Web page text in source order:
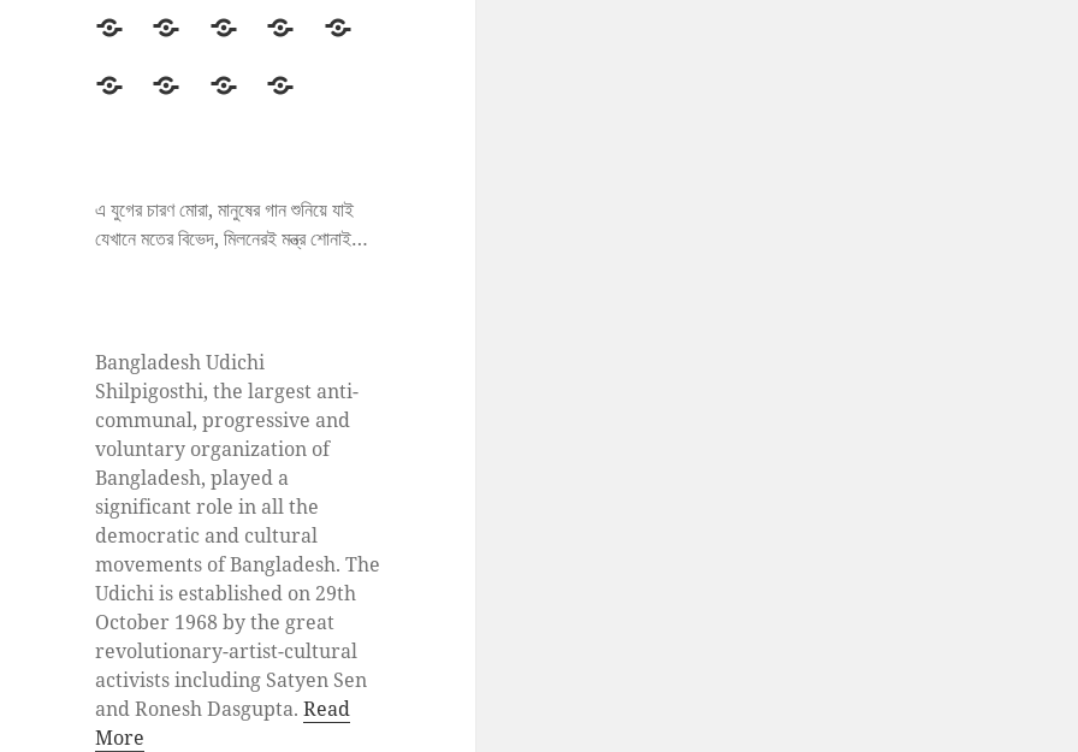
উদীচী সংগঠন
জাতীয়
জেলা/
সংবাদ
প্রকাশনাসাহিত্য
ছবি
ENGLISH
এ যুগের চারণ মোরা, মানুষের গান শুনিয়ে যাই
যেখানে মতের বিভেদ, মিলনেরই মন্ত্র শোনাই…
Bangladesh Udichi
Shilpigosthi, the largest anti-
communal, progressive and
voluntary organization of
Bangladesh, played a
significant role in all the
democratic and cultural
movements of Bangladesh. The
Udichi is established on 29th
October 1968 by the great
revolutionary-artist-cultural
activists including Satyen Sen
and Ronesh Dasgupta.Read
More